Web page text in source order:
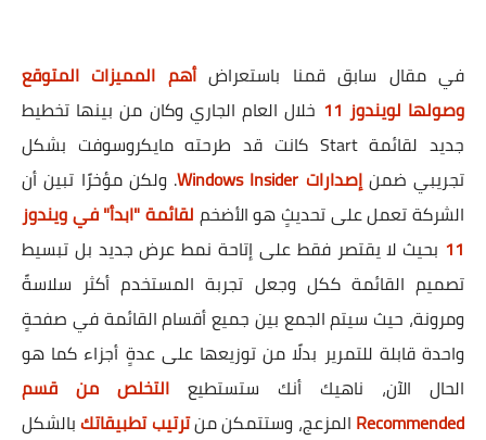
في مقال سابق قمنا باستعراضأهم المميزات المتوقع
وصولها لويندوز 11
خلال العام الجاري وكان من بينها تخطيط
جديد لقائمة Start كانت قد طرحته مايكروسوفت بشكل
تجريبي ضمنإصدارات Windows Insider
. ولكن مؤخرًا تبين أن
الشركة تعمل على تحديثٍ هو الأضخم لقائمة "ابدأ" في ويندوز
11 بحيث لا يقتصر فقط على إتاحة نمط عرض جديد بل تبسيط
تصميم القائمة ككل وجعل تجربة المستخدم أكثر سلاسةً
ومرونة، حيث سيتم الجمع بين جميع أقسام القائمة في صفحةٍ
واحدة قابلة للتمرير بدلًا من توزيعها على عدةٍ أجزاء كما هو
الحال الآن، ناهيك أنك ستستطيع التخلص من قسم
Recommended المزعج، وستتمكن منترتيب تطبيقاتكبالشكل